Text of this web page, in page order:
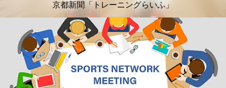
京都新聞「トレーニングらいふ」